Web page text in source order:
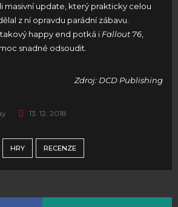
masivní update, který prakticky celou
z ní opravdu parádní zábavu.
happy end potká i Fallout 76
snadné odsoudit
Zdroj: DCD Publishing
13. 12. 2018
HRY RECENZE